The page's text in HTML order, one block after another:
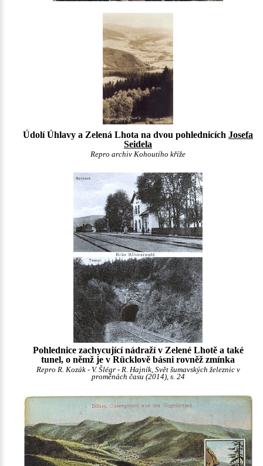
Údolí Úhlavy a Zelená Lhota na dvou pohlednicích Josefa
Seidela
Repro archiv Kohoutího kříže
Pohlednice zachycující nádraží v Zelené Lhotě a také
tunel, o němž je v Rücklově básni rovněž zmínka
Repro R. Kozák - V. Šlégr - R. Hajník, Svět šumavských železnic v
proměnách času (2014), s. 24